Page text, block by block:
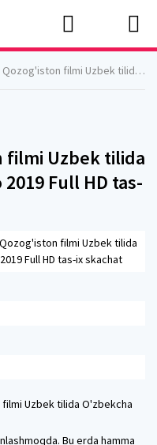
Uzbek tilida O'zbekcha tarjima kino 2019 Full HD tas-ix skachat
filmi Uzbek tilida
Full HD tas-
filmi Uzbek tilida
Full HD tas-ix skachat
Uzbek tilida O'zbekcha
Bu erda hamma